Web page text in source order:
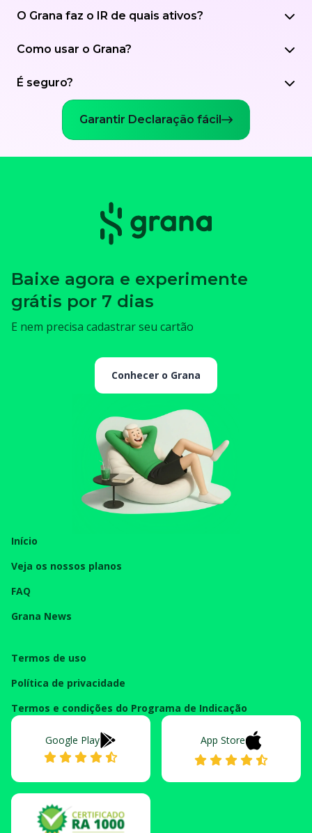
O Grana faz o IR de quais ativos?
Como usar o Grana?
É seguro?
Garantir Declaração fácil
Baixe agora e experimente
grátis por 7 dias
E nem precisa cadastrar seu cartão
Conhecer o Grana
Início
Veja os nossos planos
FAQ
Grana News
Termos de uso
Política de privacidade
Termos e condições do Programa de Indicação
Google Play App Store